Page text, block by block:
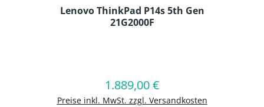
Lenovo ThinkPad P14s 5th Gen
21G2000F
Regulärer Preis:
1.889,00 €
Preise inkl. MwSt. zzgl. Versandkosten
In den Warenkorb